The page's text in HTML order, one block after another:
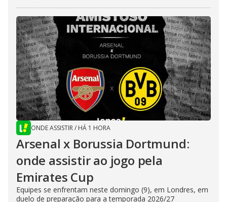
ONDE ASSISTIR/ HÁ 1 HORA
Arsenal x Borussia Dortmund:
onde assistir ao jogo pela
Emirates Cup
Equipes se enfrentam neste domingo (9), em Londres, em
duelo de preparação para a temporada 2026/27